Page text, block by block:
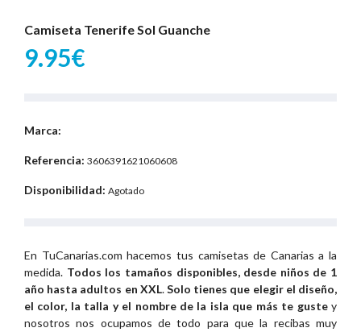
Camiseta Tenerife Sol Guanche
9.95€
Marca:
Referencia: 3606391621060608
Disponibilidad: Agotado
En TuCanarias.com hacemos tus camisetas de Canarias a la
medida. Todos los tamaños disponibles, desde niños de 1
año hasta adultos en XXL.Solo tienes que elegir el diseño,
el color, la talla y el nombre de la isla que más te gustey
nosotros nos ocupamos de todo para que la recibas muy